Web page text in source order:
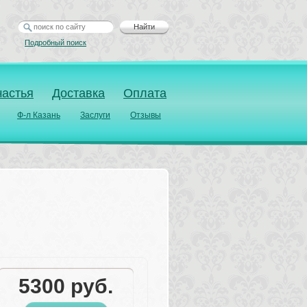
Доставка Оплата
Ф-л Казань Заслуги Отзывы
Найти
Подробный поиск
5300 руб.